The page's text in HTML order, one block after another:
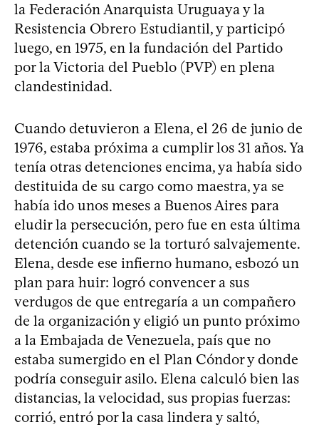
la Federación Anarquista Uruguaya y la
Resistencia Obrero Estudiantil, y participó
luego, en 1975, en la fundación del Partido
por la Victoria del Pueblo (PVP) en plena
clandestinidad.
Cuando detuvieron a Elena, el 26 de junio de
1976, estaba próxima a cumplir los 31 años. Ya
tenía otras detenciones encima, ya había sido
destituida de su cargo como maestra, ya se
había ido unos meses a Buenos Aires para
eludir la persecución, pero fue en esta última
detención cuando se la torturó salvajemente.
Elena, desde ese infierno humano, esbozó un
plan para huir: logró convencer a sus
verdugos de que entregaría a un compañero
de la organización y eligió un punto próximo
a la Embajada de Venezuela, país que no
estaba sumergido en el Plan Cóndor y donde
podría conseguir asilo. Elena calculó bien las
distancias, la velocidad, sus propias fuerzas:
corrió, entró por la casa lindera y saltó,